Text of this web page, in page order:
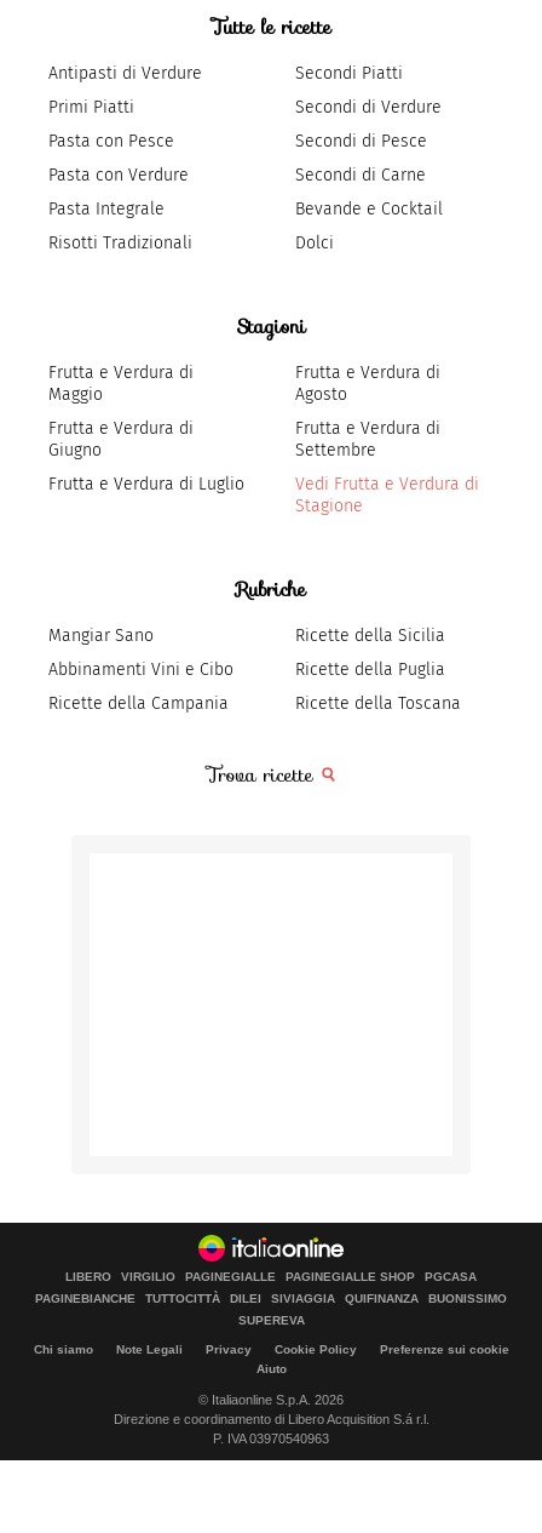
Tutte le ricette
Antipasti di Verdure
Primi Piatti
Pasta con Pesce
Pasta con Verdure
Pasta Integrale
Risotti Tradizionali
Secondi Piatti
Secondi di Verdure
Secondi di Pesce
Secondi di Carne
Bevande e Cocktail
Dolci
Stagioni
Frutta e Verdura di
Maggio
Frutta e Verdura di
Giugno
Frutta e Verdura di Luglio
Frutta e Verdura di
Agosto
Frutta e Verdura di
Settembre
Vedi Frutta e Verdura di
Stagione
Rubriche
Mangiar Sano
Abbinamenti Vini e Cibo
Ricette della Campania
Ricette della Sicilia
Ricette della Puglia
Ricette della Toscana
Trova ricette
LIBERO VIRGILIO PAGINEGIALLE PAGINEGIALLE SHOP
PGCASA
PAGINEBIANCHE
TUTTOCITTÀ DILEI SIVIAGGIA QUIFINANZA
BUONISSIMO
SUPEREVA
Chi siamo Note Legali Privacy Cookie Policy
Preferenze sui cookie
Aiuto
© Italiaonline S.p.A. 2026
Direzione e coordinamento di Libero Acquisition S.á r.l.
P. IVA 03970540963